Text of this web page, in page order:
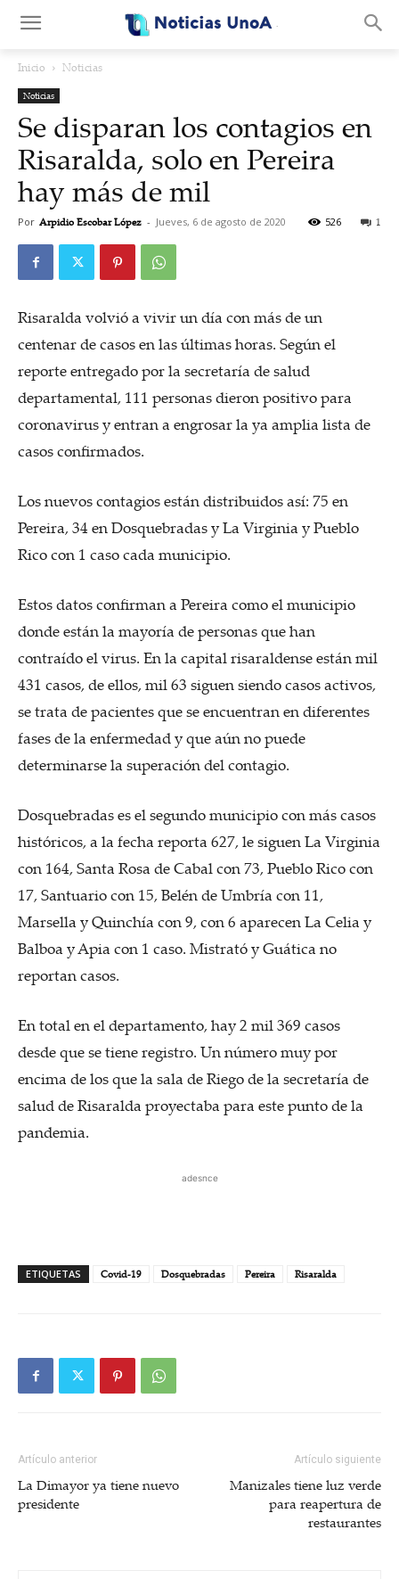
Inicio Noticias
Noticias
Se disparan los contagios en
Risaralda, solo en Pereira
hay más de mil
Por Arpidio Escobar López - Jueves, 6 de agosto de 2020 1
526
Risaralda volvió a vivir un día con más de un
centenar de casos en las últimas horas. Según el
reporte entregado por la secretaría de salud
departamental, 111 personas dieron positivo para
coronavirus y entran a engrosar la ya amplia lista de
casos confirmados.
Los nuevos contagios están distribuidos así: 75 en
Pereira, 34 en Dosquebradas y La Virginia y Pueblo
Rico con 1 caso cada municipio.
Estos datos confirman a Pereira como el municipio
donde están la mayoría de personas que han
contraído el virus. En la capital risaraldense están mil
431 casos, de ellos, mil 63 siguen siendo casos activos,
se trata de pacientes que se encuentran en diferentes
fases de la enfermedad y que aún no puede
determinarse la superación del contagio.
Dosquebradas es el segundo municipio con más casos
históricos, a la fecha reporta 627, le siguen La Virginia
con 164, Santa Rosa de Cabal con 73, Pueblo Rico con
17, Santuario con 15, Belén de Umbría con 11,
Marsella y Quinchía con 9, con 6 aparecen La Celia y
Balboa y Apia con 1 caso. Mistrató y Guática no
reportan casos.
En total en el departamento, hay 2 mil 369 casos
desde que se tiene registro. Un número muy por
encima de los que la sala de Riego de la secretaría de
salud de Risaralda proyectaba para este punto de la
pandemia.
adesnce
ETIQUETAS Covid-19 Dosquebradas Pereira Risaralda
Artículo anterior
La Dimayor ya tiene nuevo
presidente
Artículo siguiente
Manizales tiene luz verde
para reapertura de
restaurantes